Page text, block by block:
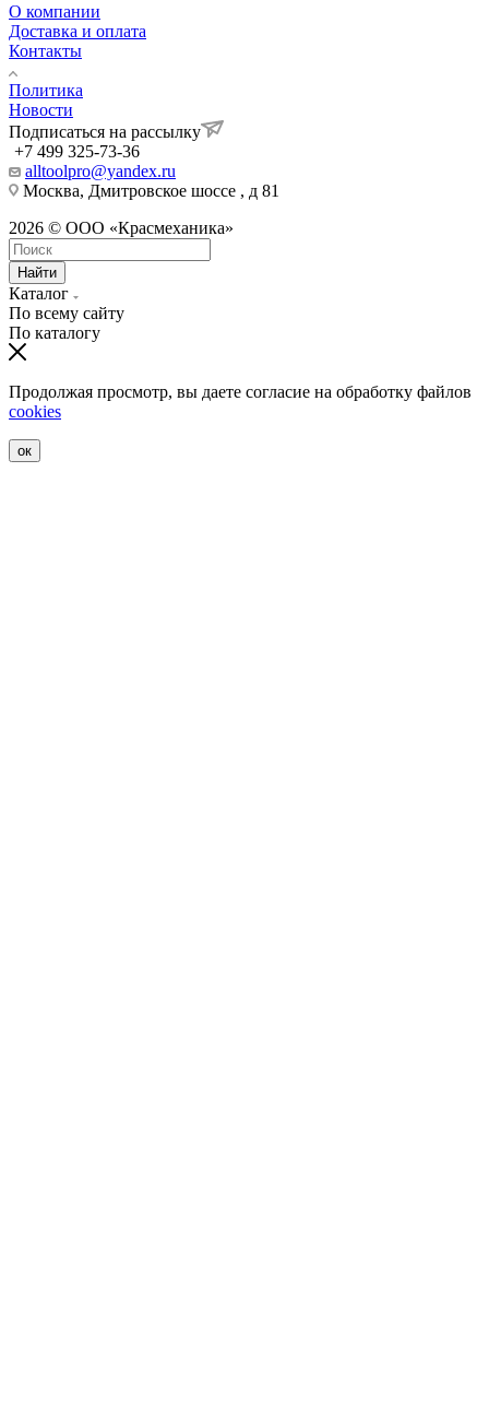
О компании
Доставка и оплата
Контакты
Политика
Новости
Подписаться на рассылку
+7 499 325-73-36
alltoolpro@yandex.ru
Москва, Дмитровское шоссе , д 81
2026 © ООО «Красмеханика»
Найти
Каталог
По всему сайту
По каталогу
Продолжая просмотр, вы даете согласие на обработку файлов
cookies
ок